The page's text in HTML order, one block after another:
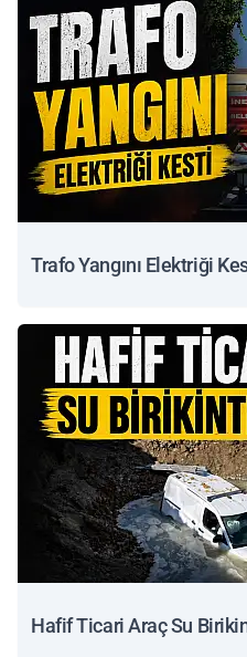
Trafo Yangını Elektriği
Hafif Ticari Araç Su